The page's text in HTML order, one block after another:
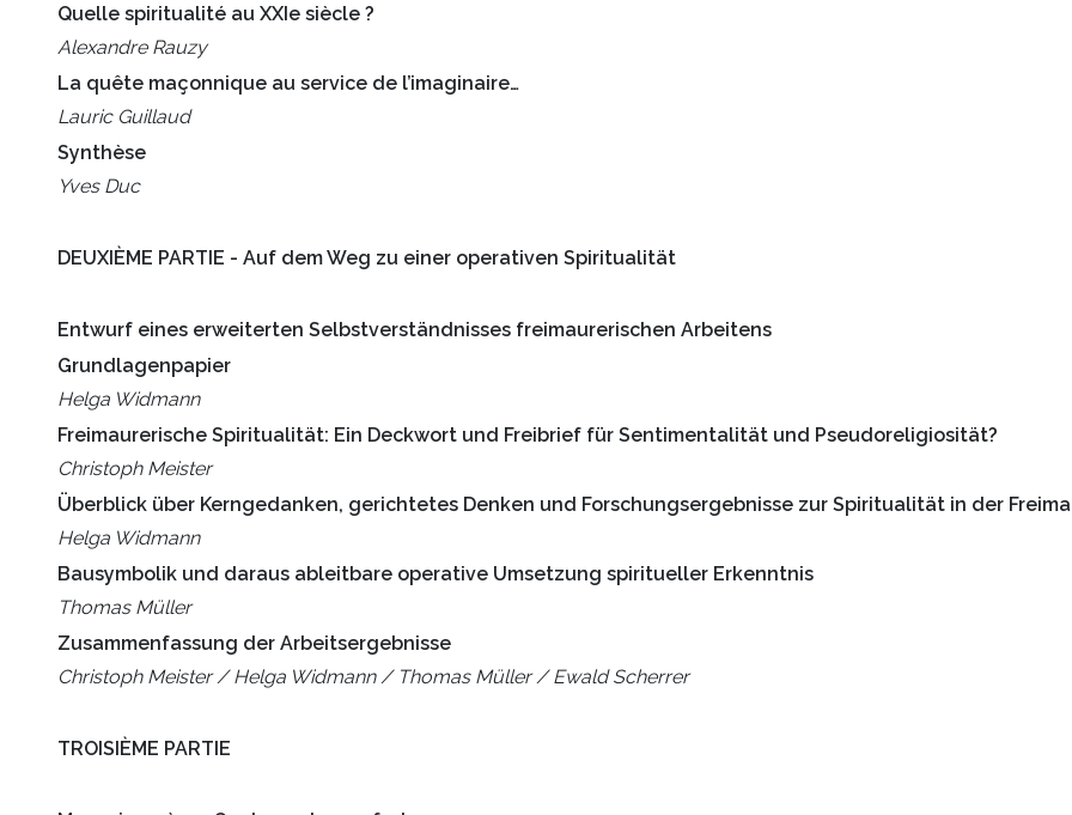
Quelle spiritualité au XXIe siècle ?
Alexandre Rauzy
La quête maçonnique au service de l’imaginaire…
Lauric Guillaud
Synthèse
Yves Duc
DEUXIÈME PARTIE - Auf dem Weg zu einer operativen Spiritualität
Entwurf eines erweiterten Selbstverständnisses freimaurerischen Arbeitens
Grundlagenpapier
Helga Widmann
Freimaurerische Spiritualität: Ein Deckwort und Freibrief für Sentimentalität und Pseudoreligiosität?
Christoph Meister
Überblick über Kerngedanken, gerichtetes Denken und Forschungsergebnisse zur Spiritualität in der
Helga Widmann
Bausymbolik und daraus ableitbare operative Umsetzung spiritueller Erkenntnis
Thomas Müller
Zusammenfassung der Arbeitsergebnisse
Christoph Meister / Helga Widmann / Thomas Müller / Ewald Scherrer
TROISIÈME PARTIE